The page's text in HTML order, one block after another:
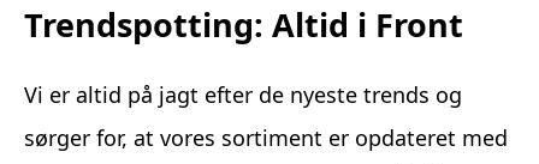
Trendspotting: Altid i Front
Vi er altid på jagt efter de nyeste trends og
sørger for, at vores sortiment er opdateret med